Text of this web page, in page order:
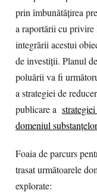
prin îmbunătățirea
a raportării cu
integrării acestui
de investiții. Planul
poluării va fi
a strategiei de
publicare a
domeniul
Foaia de parcurs
trasat următoarele
explorate: